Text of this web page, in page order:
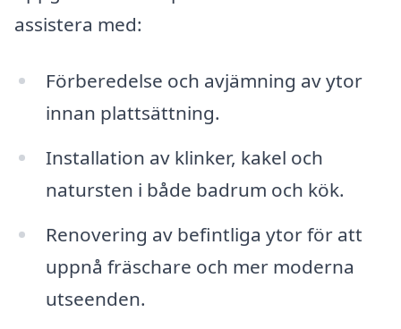
assistera med:
Förberedelse och avjämning av ytor
innan plattsättning.
Installation av klinker, kakel och
natursten i både badrum och kök.
Renovering av befintliga ytor för att
uppnå fräschare och mer moderna
utseenden.